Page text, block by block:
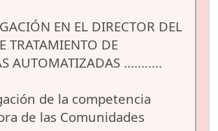
EN EL DIRECTOR DEL
TRATAMIENTO DE
AUTOMATIZADAS ...........
de la competencia
de las Comunidades